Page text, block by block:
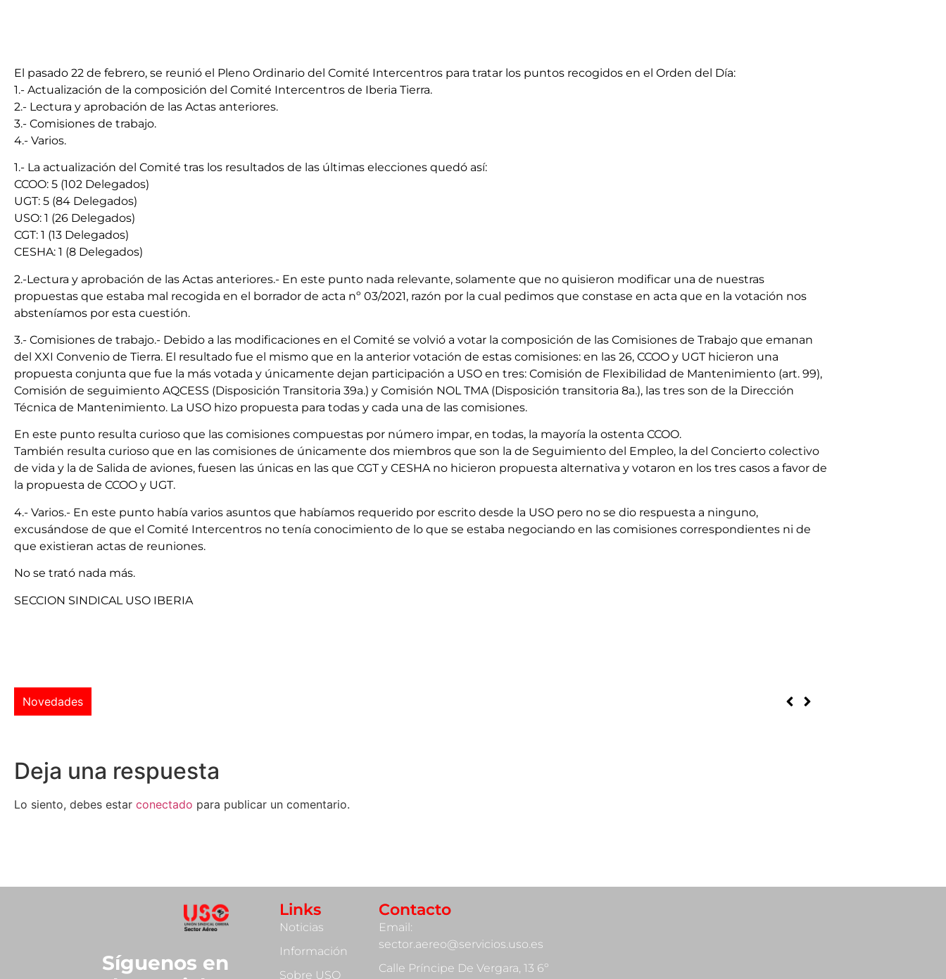
El pasado 22 de febrero, se reunió el Pleno Ordinario del Comité Intercentros para tratar los puntos recogidos en el Orden del Día:
1.- Actualización de la composición del Comité Intercentros de Iberia Tierra.
2.- Lectura y aprobación de las Actas anteriores.
3.- Comisiones de trabajo.
4.- Varios.
1.- La actualización del Comité tras los resultados de las últimas elecciones quedó así:
CCOO: 5 (102 Delegados)
UGT: 5 (84 Delegados)
USO: 1 (26 Delegados)
CGT: 1 (13 Delegados)
CESHA: 1 (8 Delegados)
2.-Lectura y aprobación de las Actas anteriores.- En este punto nada relevante, solamente que no quisieron modificar una de nuestras
propuestas que estaba mal recogida en el borrador de acta nº 03/2021, razón por la cual pedimos que constase en acta que en la votación nos
absteníamos por esta cuestión.
3.- Comisiones de trabajo.- Debido a las modificaciones en el Comité se volvió a votar la composición de las Comisiones de Trabajo que emanan
del XXI Convenio de Tierra. El resultado fue el mismo que en la anterior votación de estas comisiones: en las 26, CCOO y UGT hicieron una
propuesta conjunta que fue la más votada y únicamente dejan participación a USO en tres: Comisión de Flexibilidad de Mantenimiento (art. 99),
Comisión de seguimiento AQCESS (Disposición Transitoria 39a.) y Comisión NOL TMA (Disposición transitoria 8a.), las tres son de la Dirección
Técnica de Mantenimiento. La USO hizo propuesta para todas y cada una de las comisiones.
En este punto resulta curioso que las comisiones compuestas por número impar, en todas, la mayoría la ostenta CCOO.
También resulta curioso que en las comisiones de únicamente dos miembros que son la de Seguimiento del Empleo, la del Concierto colectivo
de vida y la de Salida de aviones, fuesen las únicas en las que CGT y CESHA no hicieron propuesta alternativa y votaron en los tres casos a favor de
la propuesta de CCOO y UGT.
4.- Varios.- En este punto había varios asuntos que habíamos requerido por escrito desde la USO pero no se dio respuesta a ninguno,
excusándose de que el Comité Intercentros no tenía conocimiento de lo que se estaba negociando en las comisiones correspondientes ni de
que existieran actas de reuniones.
No se trató nada más.
SECCION SINDICAL USO IBERIA
Novedades
Deja una respuesta
Lo siento, debes estar conectado para publicar un comentario.
Síguenos en
Links
Noticias
Información
Sobre USO
Contacto
Email:
sector.aereo@servicios.uso.es
Calle Príncipe De Vergara, 13 6º